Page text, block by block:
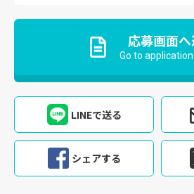
応募画面
Go to
LINEで送る
シェアする